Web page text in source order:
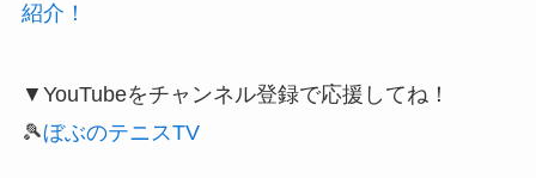
紹介！
▼YouTubeをチャンネル登録で応援してね！
🎾ぼぶのテニスTV